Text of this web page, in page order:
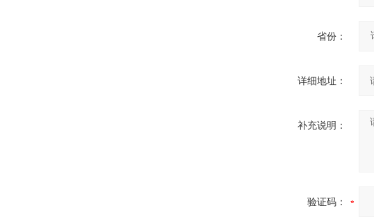
省份：
详细地址：
补充说明：
验证码：